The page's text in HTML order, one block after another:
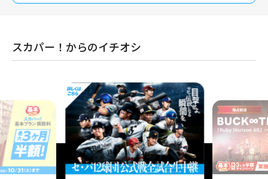
スカパー！からのイチオシ